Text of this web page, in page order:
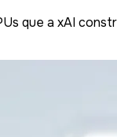
que a xAI